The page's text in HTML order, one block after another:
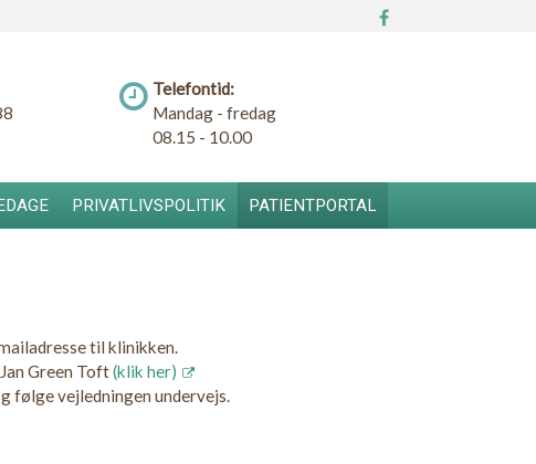
Telefontid:
Mandag - fredag
08.15 - 10.00
PRIVATLIVSPOLITIK PATIENTPORTAL
til klinikken.
Green Toft(klik her)
følge vejledningen undervejs.